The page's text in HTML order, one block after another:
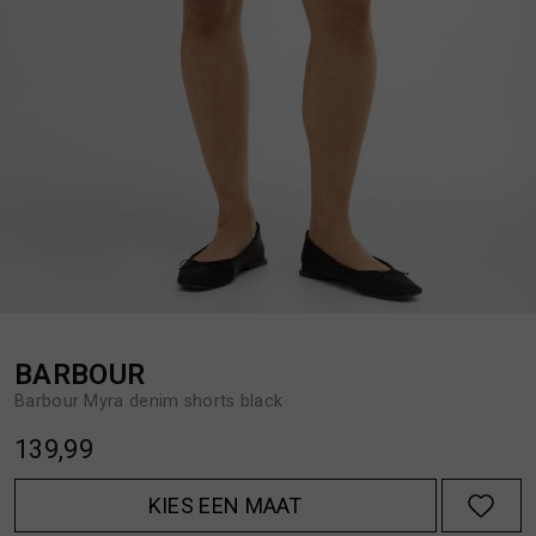
BARBOUR
Barbour Myra denim shorts black
139,99
KIES EEN MAAT